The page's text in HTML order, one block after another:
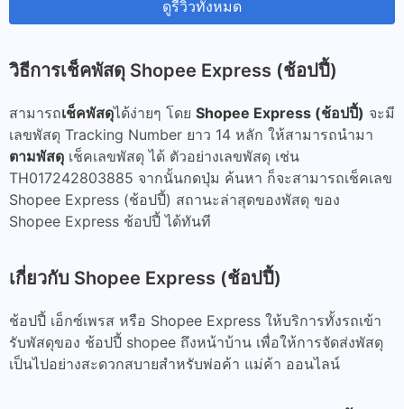
ดูรีวิวทั้งหมด
วิธีการเช็คพัสดุ Shopee Express (ช้อปปี้)
สามารถเช็คพัสดุได้ง่ายๆ โดย Shopee Express (ช้อปปี้) จะมี
เลขพัสดุ Tracking Number ยาว 14 หลัก ให้สามารถนำมา
ตามพัสดุ เช็คเลขพัสดุ ได้ ตัวอย่างเลขพัสดุ เช่น
TH017242803885 จากนั้นกดปุ่ม ค้นหา ก็จะสามารถเช็คเลข
Shopee Express (ช้อปปี้) สถานะล่าสุดของพัสดุ ของ
Shopee Express ช้อปปี้ ได้ทันที
เกี่ยวกับ Shopee Express (ช้อปปี้)
ช้อปปี้ เอ็กซ์เพรส หรือ Shopee Express ให้บริการทั้งรถเข้า
รับพัสดุของ ช้อปปี้ shopee ถึงหน้าบ้าน เพื่อให้การจัดส่งพัสดุ
เป็นไปอย่างสะดวกสบายสำหรับพ่อค้า แม่ค้า ออนไลน์